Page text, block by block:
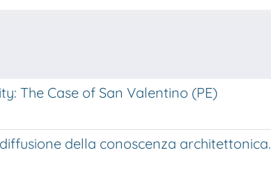
The Case of San Valentino (PE)
della conoscenza architettonica.